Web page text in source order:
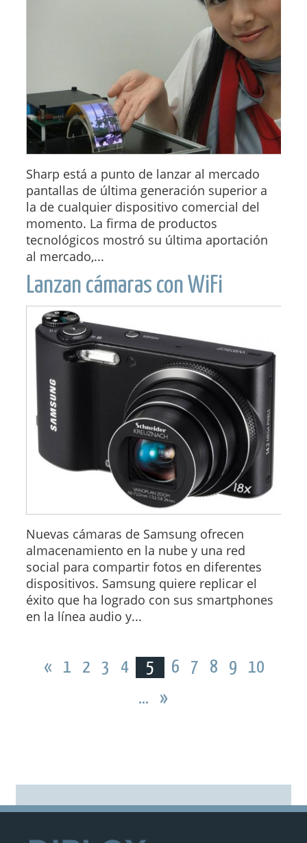
Sharp está a punto de lanzar al mercado
pantallas de última generación superior a
la de cualquier dispositivo comercial del
momento. La firma de productos
tecnológicos mostró su última aportación
al mercado,...
Lanzan cámaras con WiFi
Nuevas cámaras de Samsung ofrecen
almacenamiento en la nube y una red
social para compartir fotos en diferentes
dispositivos. Samsung quiere replicar el
éxito que ha logrado con sus smartphones
en la línea audio y...
« 1 2 3 4 5 6 7 8 9
10
...
»